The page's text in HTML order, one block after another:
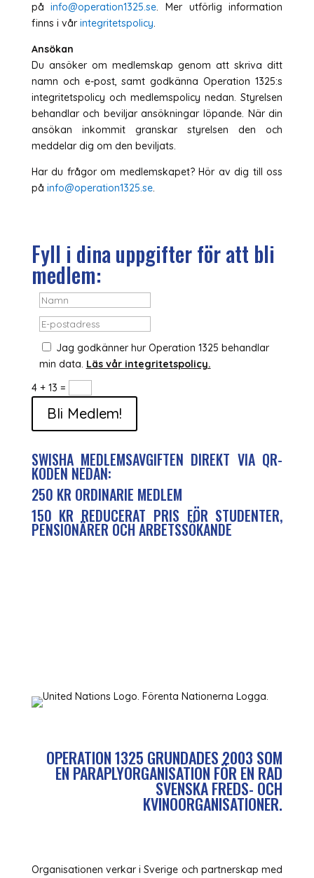
påinfo@operation1325.se. Mer utförlig information
finns i vårintegritetspolicy.
Ansökan
Du ansöker om medlemskap genom att skriva ditt
namn och e-post, samt godkänna Operation 1325:s
integritetspolicy och medlemspolicy nedan. Styrelsen
behandlar och beviljar ansökningar löpande. När din
ansökan inkommit granskar styrelsen den och
meddelar dig om den beviljats.
Har du frågor om medlemskapet? Hör av dig till oss
på info@operation1325.se.
Fyll i dina uppgifter för att bli
medlem:
Jag godkänner hur Operation 1325 behandlar
min data. Läs vår integritetspolicy.
4 + 13 =
Bli Medlem!
SWISHA MEDLEMSAVGIFTEN DIREKT VIA QR-
KODEN NEDAN:
250 KR ORDINARIE MEDLEM
150 KR REDUCERAT PRIS FÖR STUDENTER,
PENSIONÄRER OCH ARBETSSÖKANDE
OPERATION 1325 GRUNDADES 2003 SOM
EN PARAPLYORGANISATION FÖR EN RAD
SVENSKA FREDS- OCH
KVINOORGANISATIONER.
Organisationen verkar i Sverige och partnerskap med